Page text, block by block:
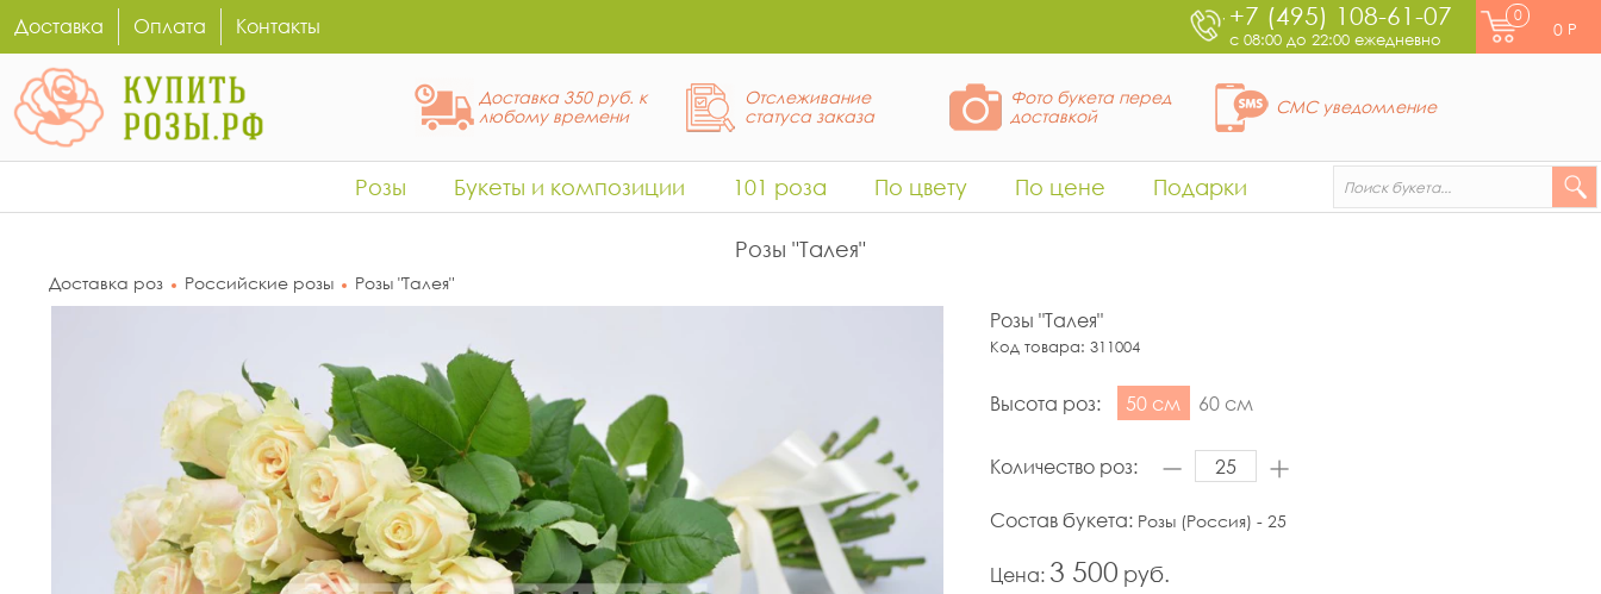
Доставка Оплата Контакты +7 (495) 108-61-07
с 08:00 до 22:00 ежедневно
0
0 Р
Доставка 350 руб. к
любому времени
Отслеживание
статуса заказа
Фото букета перед
доставкой
СМС уведомление
Розы Букеты и композиции 101 роза По цвету По цене Подарки
Розы "Талея"
Доставка роз Российские розы Розы "Талея"
Розы "Талея"
Код товара: 311004
Высота роз: 50 см 60 см
Количество роз:
Состав букета: Розы (Россия) - 25
Цена: 3 500 руб.